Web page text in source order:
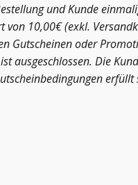
und Kunde
von 10,00€ (exkl.
Gutscheinen oder
ausgeschlossen. Die
erfüllt